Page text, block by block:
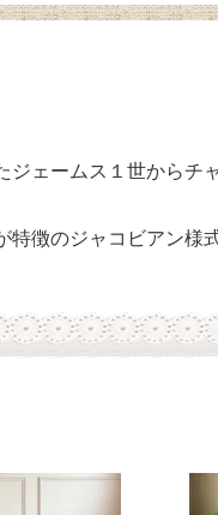
ジェームス１世からチ
徴のジャコビアン様式